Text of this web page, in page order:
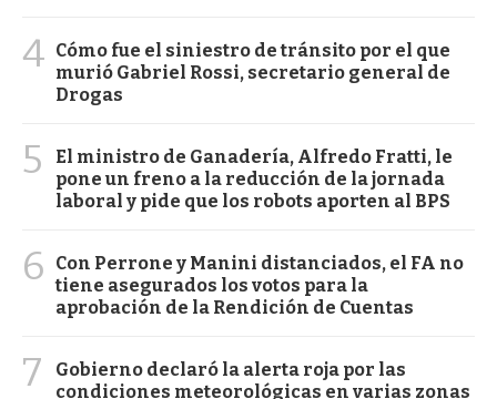
4 Cómo fue el siniestro de tránsito por el que
murió Gabriel Rossi, secretario general de
Drogas
5
El ministro de Ganadería, Alfredo Fratti, le
pone un freno a la reducción de la jornada
laboral y pide que los robots aporten al BPS
6
Con Perrone y Manini distanciados, el FA no
tiene asegurados los votos para la
aprobación de la Rendición de Cuentas
7
Gobierno declaró la alerta roja por las
condiciones meteorológicas en varias zonas